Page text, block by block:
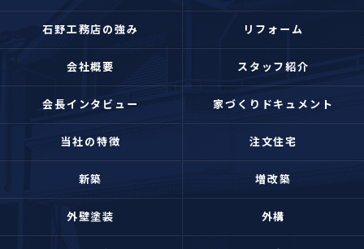
石野工務店の強み リフォーム
会社概要 スタッフ紹介
会長インタビュー 家づくりドキュメント
当社の特徴 注文住宅
新築 増改築
外壁塗装 外構